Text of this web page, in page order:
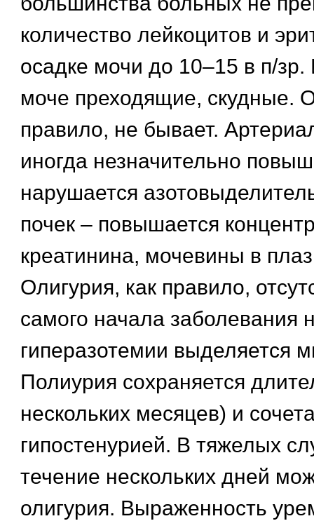
количество лейкоцитов и
осадке мочи до 10–15 в п/
моче преходящие, скудные.
правило, не бывает.
иногда незначительно
нарушается
почек – повышается
креатинина, мочевины в
Олигурия, как правило,
самого начала заболевания
гиперазотемии выделяется
Полиурия сохраняется
нескольких месяцев) и
гипостенурией. В тяжелых
течение нескольких дней
олигурия. Выраженность